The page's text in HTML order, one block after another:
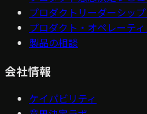
プロダクトリーダーシッ
プロダクト・オペレーテ
製品の相談
会社情報
ケイパビリティ